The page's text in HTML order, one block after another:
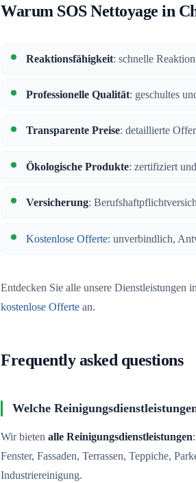
Warum SOS Nettoyage in
Reaktionsfähigkeit: schnelle
Professionelle Qualität: geschultes
Transparente Preise: detaillierte
Ökologische Produkte: zertifiziert
Versicherung:
Kostenlose Offerte: unverbindlich,
Entdecken Sie alle unsere Dienstleistungen
kostenlose Offerte an.
Frequently asked questions
Welche
Wir bieten alle Reinigungsdienstleistungen
Fenster, Fassaden, Terrassen, Teppiche,
Industriereinigung.